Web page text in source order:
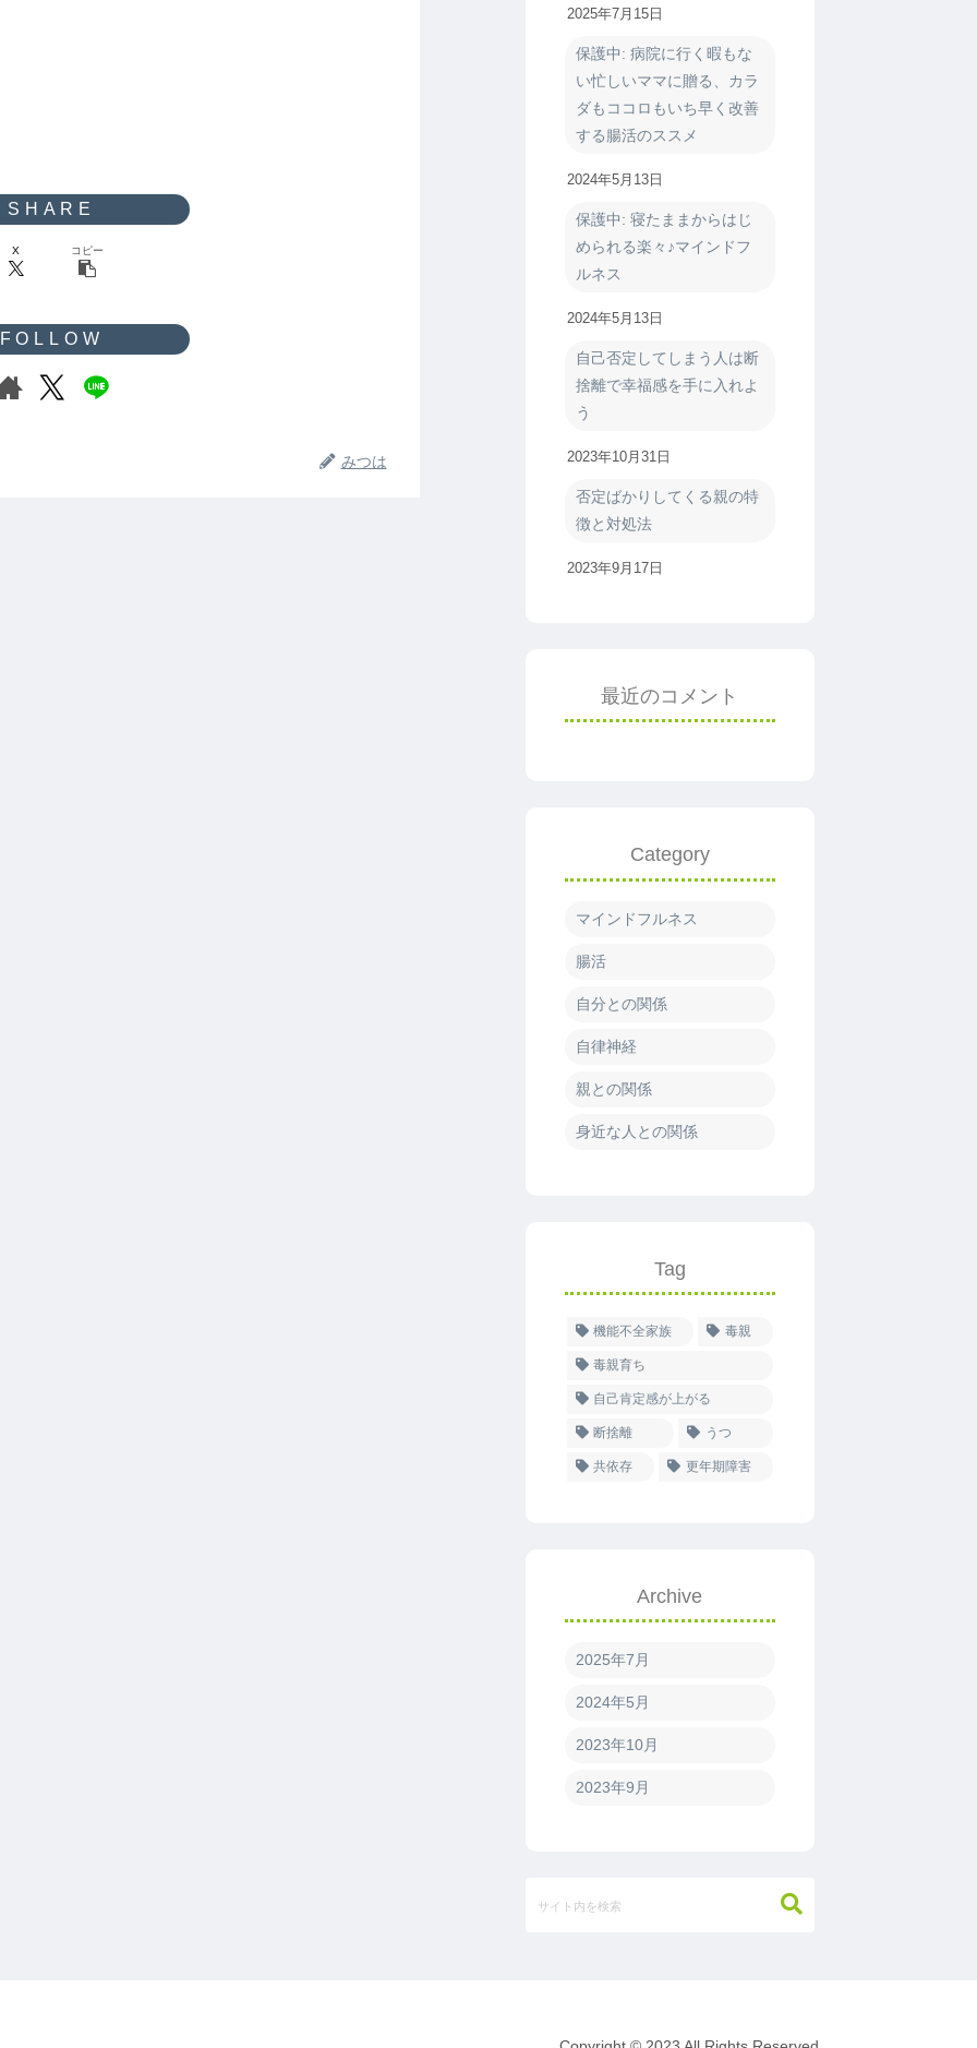
X コピー
みつは
2025年7月15日
保護中: 病院に行く暇もな
い忙しいママに贈る、カラ
ダもココロもいち早く改善
する腸活のススメ
2024年5月13日
保護中: 寝たままからはじ
められる楽々♪マインドフ
ルネス
2024年5月13日
自己否定してしまう人は断
捨離で幸福感を手に入れよ
う
2023年10月31日
否定ばかりしてくる親の特
徴と対処法
2023年9月17日
最近のコメント
Category
マインドフルネス
腸活
自分との関係
自律神経
親との関係
身近な人との関係
Tag
機能不全家族 毒親
毒親育ち
自己肯定感が上がる
断捨離 うつ
共依存 更年期障害
Archive
2025年7月
2024年5月
2023年10月
2023年9月